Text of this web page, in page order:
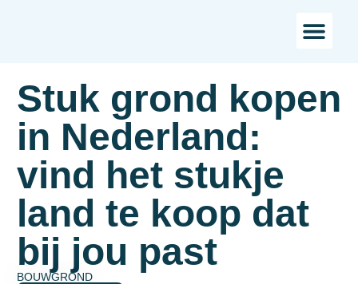
Stuk grond kopen
in Nederland:
vind het stukje
land te koop dat
bij jou past
BOUWGROND